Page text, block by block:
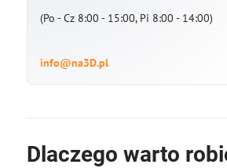
(Po - Cz 8:00 - 15:00, Pi 8:00 - 14:00)
info@na3D.pl
Dlaczego warto